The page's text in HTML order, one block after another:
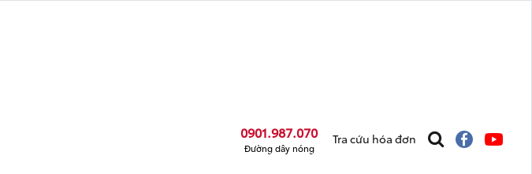
0901.987.070
Đường dây nóng
Tra cứu hóa đơn